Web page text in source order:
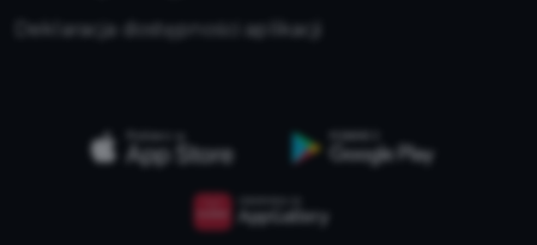
Deklaracja dostępności aplikacji